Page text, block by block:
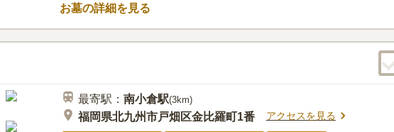
方が申し込みすることができます。
墓地のすぐ近くが三日月山で、低山なのでハイキングにも適し
ており、ハイキングの方も近くを通っておられるようです。すぐ近くに
はあまり食事処は見当たりません。
口コミの続きを読む
お墓の詳細を見る
最寄駅： 南小倉駅(3km)
福岡県北九州市戸畑区金比羅町1番 アクセスを見る